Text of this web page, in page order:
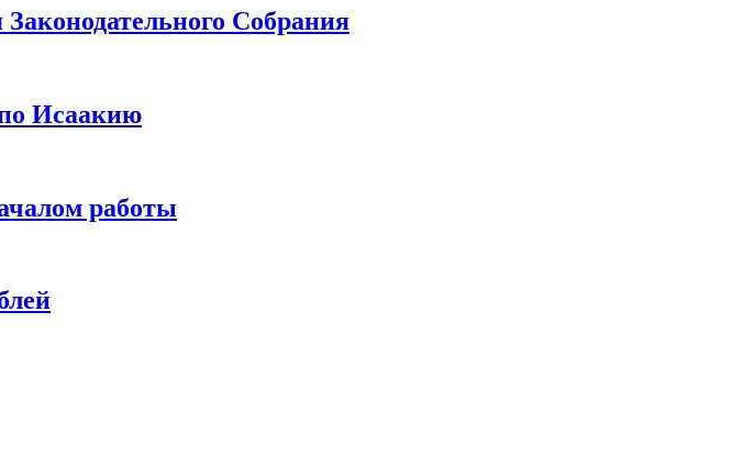
Собрания
по Исаакию
работы